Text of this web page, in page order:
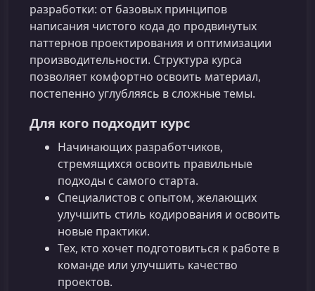
разработки: от базовых принципов
написания чистого кода до продвинутых
паттернов проектирования и оптимизации
производительности. Структура курса
позволяет комфортно освоить материал,
постепенно углубляясь в сложные темы.
Для кого подходит курс
Начинающих разработчиков,
стремящихся освоить правильные
подходы с самого старта.
Специалистов с опытом, желающих
улучшить стиль кодирования и освоить
новые практики.
Тех, кто хочет подготовиться к работе в
команде или улучшить качество
проектов.